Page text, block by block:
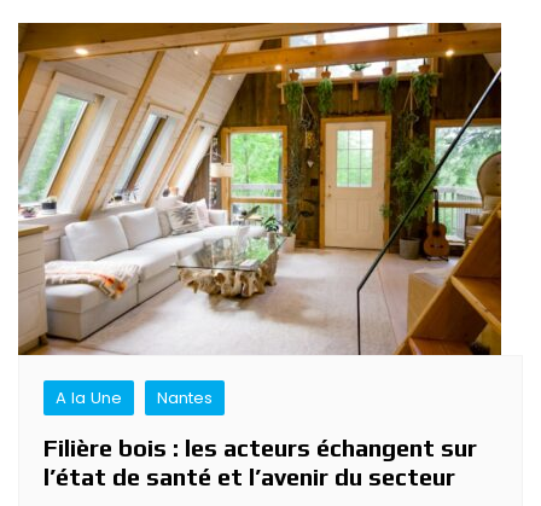
A la Une Nantes
Filière bois : les acteurs échangent sur
l’état de santé et l’avenir du secteur